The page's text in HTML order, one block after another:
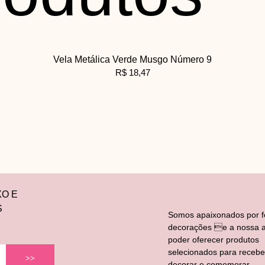
Vela Metálica Verde Musgo Número 9
R$18,47
E
>>
Somos apaixonados por
decorações e a nossa
poder oferecer produtos
selecionados para